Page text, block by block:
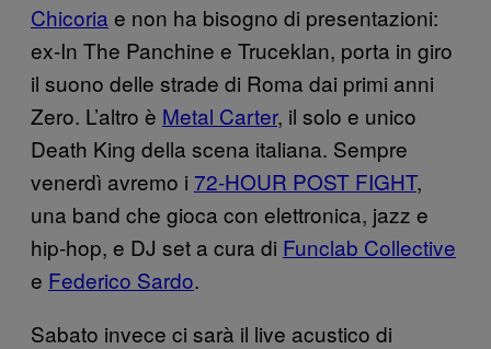
Chicoria e non ha bisogno di presentazioni:
ex-In The Panchine e Truceklan, porta in giro
il suono delle strade di Roma dai primi anni
Zero. L’altro è Metal Carter, il solo e unico
Death King della scena italiana. Sempre
venerdì avremo i 72-HOUR POST FIGHT,
una band che gioca con elettronica, jazz e
hip-hop, e DJ set a cura di Funclab Collective
e Federico Sardo.
Sabato invece ci sarà il live acustico di